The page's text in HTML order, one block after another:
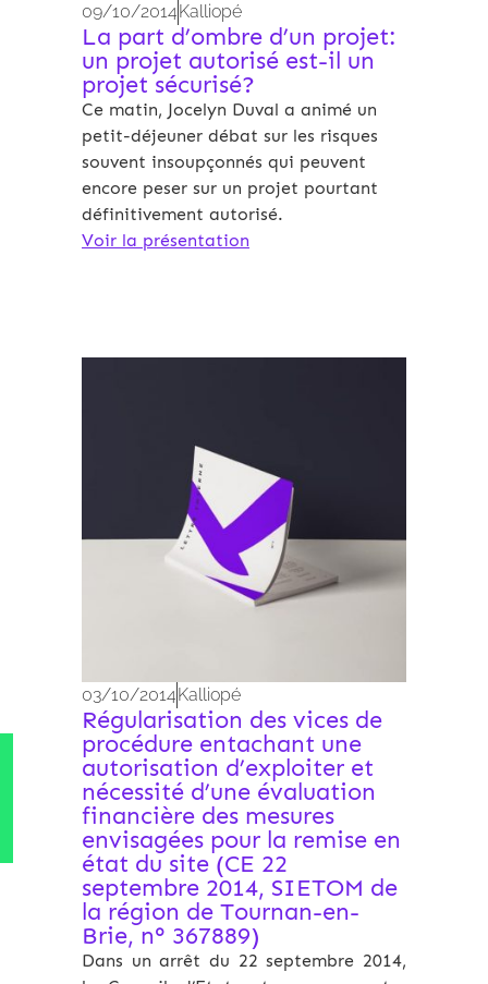
09/10/2014Kalliopé
La part d’ombre d’un projet:
un projet autorisé est-il un
projet sécurisé?
Ce matin, Jocelyn Duval a animé un
petit-déjeuner débat sur les risques
souvent insoupçonnés qui peuvent
encore peser sur un projet pourtant
définitivement autorisé.
Voir la présentation
03/10/2014Kalliopé
Régularisation des vices de
procédure entachant une
autorisation d’exploiter et
nécessité d’une évaluation
financière des mesures
envisagées pour la remise en
état du site (CE 22
septembre 2014, SIETOM de
la région de Tournan-en-
Brie, n° 367889)
Dans un arrêt du 22 septembre 2014,